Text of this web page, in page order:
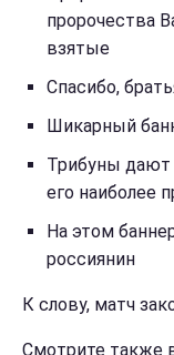
пророчества
взятые
Спасибо,
Шикарный
Трибуны дают
его наиболее
На этом
россиянин
К слову, матч
Смотрите также